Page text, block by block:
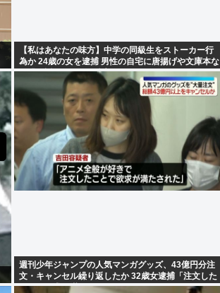
【私はあなたの味方】中学の同級生をストーカー行
為か 24歳の女を逮捕 男性の自宅に唐揚げや文庫本な
ど繰り返し届ける / 兵庫県
週刊少年ジャンプの人気マンガグッズ、43億円分注
文・キャンセル繰り返したか 32歳女逮捕「注文した
ことで欲求が満たされた」